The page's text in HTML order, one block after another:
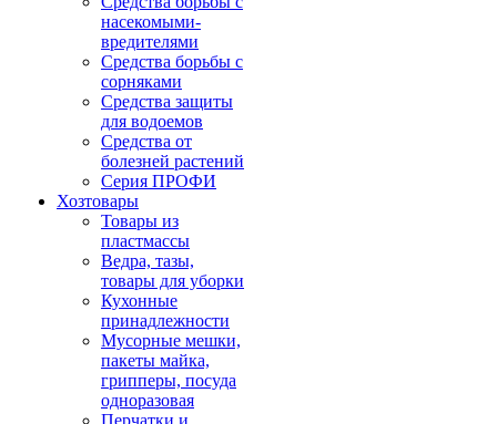
насекомыми-
вредителями
Средства борьбы с
сорняками
Средства защиты
для водоемов
Средства от
болезней растений
Серия ПРОФИ
Хозтовары
Товары из
пластмассы
Ведра, тазы,
товары для уборки
Кухонные
принадлежности
Мусорные мешки,
пакеты майка,
грипперы, посуда
одноразовая
Перчатки и